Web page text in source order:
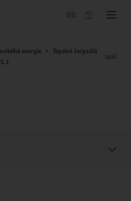
energie
Tepelné čerpadlá
späť